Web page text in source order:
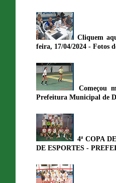
Cliquem
feira, 17/04/2024 - Fotos
Começou
Prefeitura Municipal de
4ª COPA
DE ESPORTES -